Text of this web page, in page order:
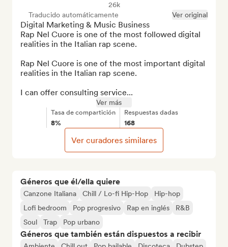
Géneros que él/ella quiere
Canzone Italiana Chill / Lo-fi Hip-Hop
Hip-hop
Lofi bedroom
Pop progresivo Rap en inglés
R&B
Soul
Trap Pop urbano
Géneros que también están dispuestos a recibir
26k
Traducido automáticamente
Ver original
Digital Marketing & Music Business
Rap Nel Cuore is one of the most followed digital
realities in the Italian rap scene.
Rap Nel Cuore is one of the most important digital
realities in the Italian rap scene.
I can offer consulting service...
Ver más
Tasa de compartición
8%
Respuestas dadas
168
Ver curadores similares